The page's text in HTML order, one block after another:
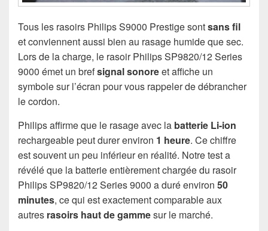
Tous les rasoirs Philips S9000 Prestige sontsans fil
et conviennent aussi bien au rasage humide que sec.
Lors de la charge, le rasoir Philips SP9820/12 Series
9000 émet un brefsignal sonoreet affiche un
symbole sur l’écran pour vous rappeler de débrancher
le cordon.
Philips affirme que le rasage avec la batterie Li-ion
rechargeable peut durer environ 1 heure. Ce chiffre
est souvent un peu inférieur en réalité. Notre test a
révélé que la batterie entièrement chargée du rasoir
Philips SP9820/12 Series 9000 a duré environ 50
minutes, ce qui est exactement comparable aux
autres rasoirs haut de gammesur le marché.